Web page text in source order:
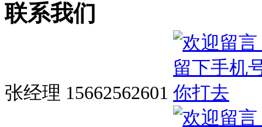
联系我们
张经理 15662562601